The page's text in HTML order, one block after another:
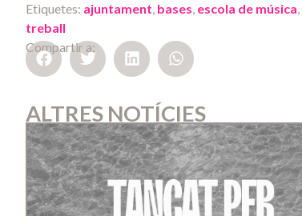
Etiquetes: ajuntament bases escola de música
treball
Compartir a:
ALTRES NOTÍCIES